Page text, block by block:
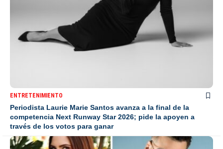
ENTRETENIMIENTO
Periodista Laurie Marie Santos avanza a la final de la
competencia Next Runway Star 2026; pide la apoyen a
través de los votos para ganar